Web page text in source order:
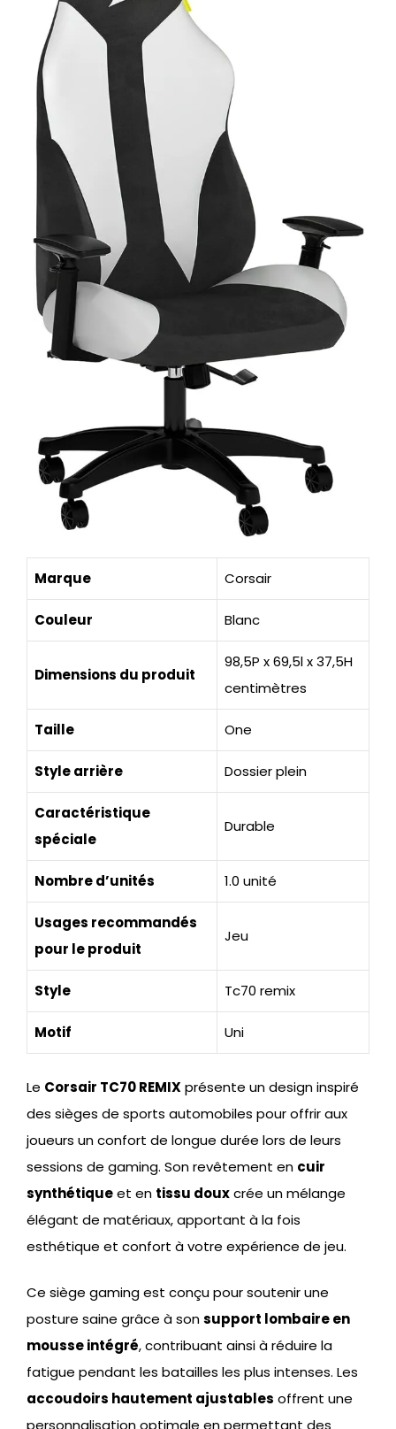
Marque Corsair
Couleur Blanc
Dimensions du produit
98,5P x 69,5l x 37,5H
centimètres
Taille One
Style arrière Dossier plein
Caractéristique
spéciale
Durable
Nombre d’unités 1.0 unité
Usages recommandés
pour le produit
Jeu
Style Tc70 remix
Motif Uni
Le Corsair TC70 REMIXprésente un design inspiré
des sièges de sports automobiles pour offrir aux
joueurs un confort de longue durée lors de leurs
sessions de gaming. Son revêtement en cuir
synthétiqueet en tissu douxcrée un mélange
élégant de matériaux, apportant à la fois
esthétique et confort à votre expérience de jeu.
Ce siège gaming est conçu pour soutenir une
posture saine grâce à sonsupport lombaire en
mousse intégré, contribuant ainsi à réduire la
fatigue pendant les batailles les plus intenses. Les
accoudoirs hautement ajustables offrent une
personnalisation optimale en permettant des